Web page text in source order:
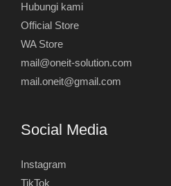
Hubungi kami
Official Store
WA Store
mail@oneit-solution.com
mail.oneit@gmail.com
Social Media
Instagram
TikTok